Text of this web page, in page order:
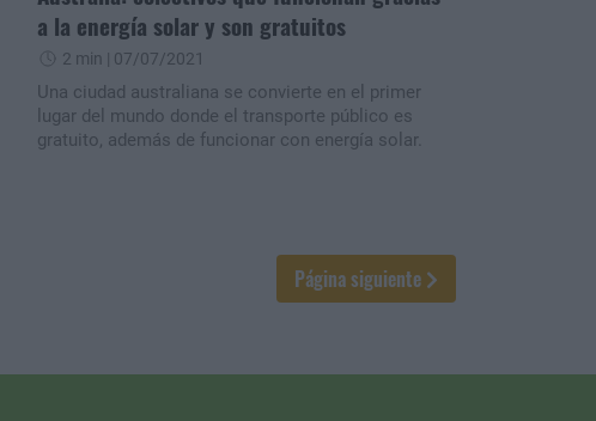
a la energía solar y son gratuitos
2 min | 07/07/2021
Una ciudad australiana se convierte en el primer
lugar del mundo donde el transporte público es
gratuito, además de funcionar con energía solar.
Página siguiente